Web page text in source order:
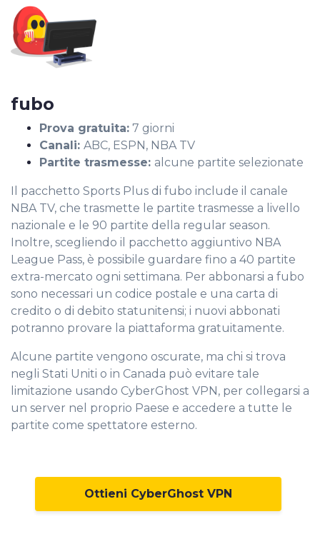
fubo
Prova gratuita: 7 giorni
Canali: ABC, ESPN, NBA TV
Partite trasmesse: alcune partite selezionate
Il pacchetto Sports Plus di fubo include il canale
NBA TV, che trasmette le partite trasmesse a livello
nazionale e le 90 partite della regular season.
Inoltre, scegliendo il pacchetto aggiuntivo NBA
League Pass, è possibile guardare fino a 40 partite
extra-mercato ogni settimana. Per abbonarsi a fubo
sono necessari un codice postale e una carta di
credito o di debito statunitensi; i nuovi abbonati
potranno provare la piattaforma gratuitamente.
Alcune partite vengono oscurate, ma chi si trova
negli Stati Uniti o in Canada può evitare tale
limitazione usando CyberGhost VPN, per collegarsi a
un server nel proprio Paese e accedere a tutte le
partite come spettatore esterno.
Ottieni CyberGhost VPN